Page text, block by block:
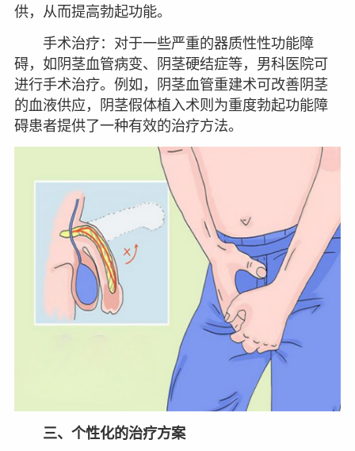
供，从而提高勃起功能。
手术治疗：对于一些严重的器质性性功能障
碍，如阴茎血管病变、阴茎硬结症等，男科医院可
进行手术治疗。例如，阴茎血管重建术可改善阴茎
的血液供应，阴茎假体植入术则为重度勃起功能障
碍患者提供了一种有效的治疗方法。
三、个性化的治疗方案